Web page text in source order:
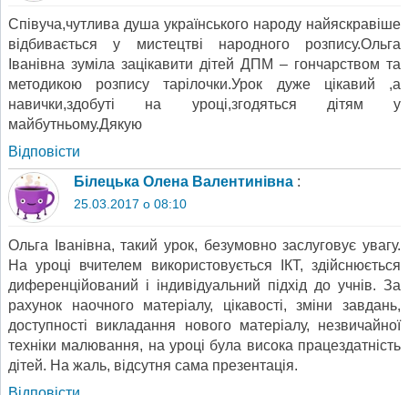
Співуча,чутлива душа українського народу найяскравіше
відбивається у мистецтві народного розпису.Ольга
Іванівна зуміла зацікавити дітей ДПМ – гончарством та
методикою розпису тарілочки.Урок дуже цікавий ,а
навички,здобуті на уроці,згодяться дітям у
майбутньому.Дякую
Відповіcти
Білецька Олена Валентинівна :
25.03.2017 о 08:10
Ольга Іванівна, такий урок, безумовно заслуговує увагу.
На уроці вчителем використовується ІКТ, здійснюється
диференційований і індивідуальний підхід до учнів. За
рахунок наочного матеріалу, цікавості, зміни завдань,
доступності викладання нового матеріалу, незвичайної
техніки малювання, на уроці була висока працездатність
дітей. На жаль, відсутня сама презентація.